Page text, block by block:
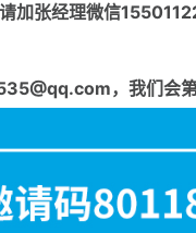
加张经理微信
，我们会第